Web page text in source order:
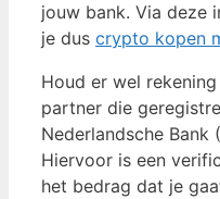
jouw bank. Via deze
je dus crypto kopen
Houd er wel
partner die
Nederlandsche Bank
Hiervoor is een
het bedrag dat je